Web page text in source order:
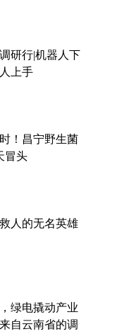
研行|机器人下
上手
！昌宁野生菌
冒头
人的无名英雄
绿电撬动产业
自云南省的调